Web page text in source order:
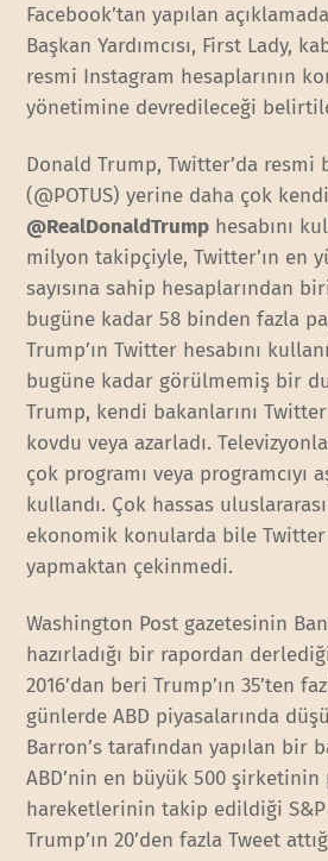
Facebook’tan yapılan
Başkan Yardımcısı, First Lady,
resmi Instagram hesaplarının
yönetimine devredileceği
Donald Trump, Twitter’da resmi
(@POTUS) yerine daha çok
@RealDonaldTrump hesabını
milyon takipçiyle, Twitter’ın en
sayısına sahip hesaplarından
bugüne kadar 58 binden fazla
Trump’ın Twitter hesabını
bugüne kadar görülmemiş bir
Trump, kendi bakanlarını
kovdu veya azarladı.
çok programı veya programcıyı
kullandı. Çok hassas
ekonomik konularda bile Twitter
yapmaktan çekinmedi.
Washington Post gazetesinin
hazırladığı bir rapordan
2016’dan beri Trump’ın 35’ten
günlerde ABD piyasalarında
Barron’s tarafından yapılan bir
ABD’nin en büyük 500 şirketinin
hareketlerinin takip edildiği
Trump’ın 20’den fazla Tweet